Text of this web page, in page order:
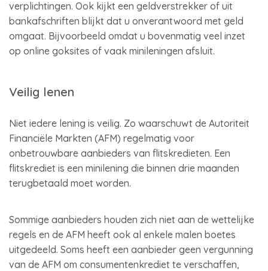
verplichtingen. Ook kijkt een geldverstrekker of uit
bankafschriften blijkt dat u onverantwoord met geld
omgaat. Bijvoorbeeld omdat u bovenmatig veel inzet
op online goksites of vaak minileningen afsluit.
Veilig lenen
Niet iedere lening is veilig. Zo waarschuwt de Autoriteit
Financiële Markten (AFM) regelmatig voor
onbetrouwbare aanbieders van flitskredieten. Een
flitskrediet is een minilening die binnen drie maanden
terugbetaald moet worden.
Sommige aanbieders houden zich niet aan de wettelijke
regels en de AFM heeft ook al enkele malen boetes
uitgedeeld. Soms heeft een aanbieder geen vergunning
van de AFM om consumentenkrediet te verschaffen,